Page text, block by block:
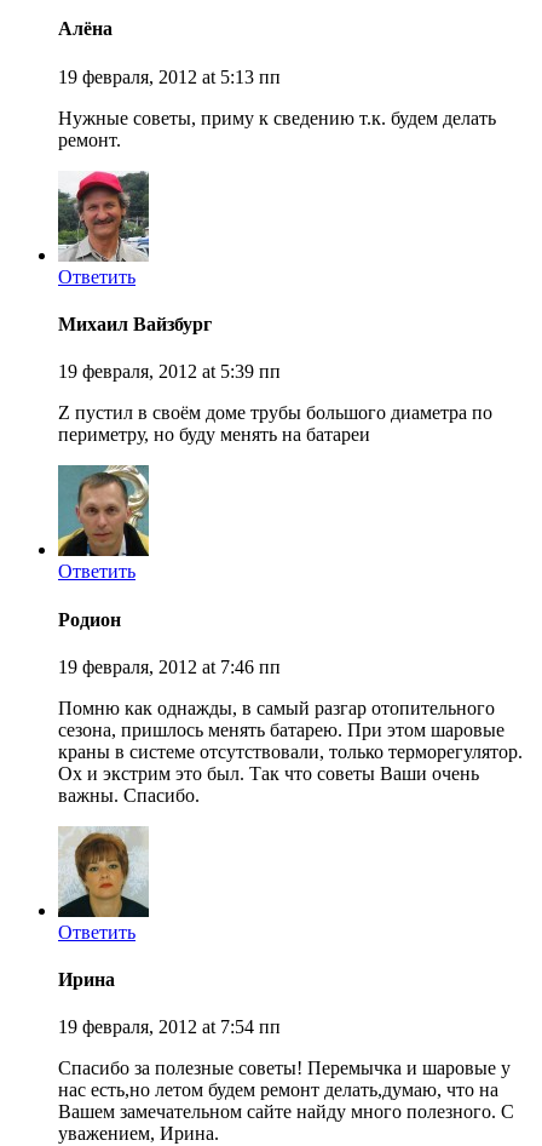
Алёна
19 февраля, 2012 at 5:13 пп
Нужные советы, приму к сведению т.к. будем делать
ремонт.
Ответить
Михаил Вайзбург
19 февраля, 2012 at 5:39 пп
Z пустил в своём доме трубы большого диаметра по
периметру, но буду менять на батареи
Ответить
Родион
19 февраля, 2012 at 7:46 пп
Помню как однажды, в самый разгар отопительного
сезона, пришлось менять батарею. При этом шаровые
краны в системе отсутствовали, только терморегулятор.
Ох и экстрим это был. Так что советы Ваши очень
важны. Спасибо.
Ответить
Ирина
19 февраля, 2012 at 7:54 пп
Спасибо за полезные советы! Перемычка и шаровые у
нас есть,но летом будем ремонт делать,думаю, что на
Вашем замечательном сайте найду много полезного. С
уважением, Ирина.